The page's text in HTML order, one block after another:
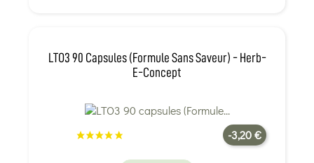
LTO3 90 Capsules (Formule Sans Saveur) - Herb-
E-Concept
-3,20 €